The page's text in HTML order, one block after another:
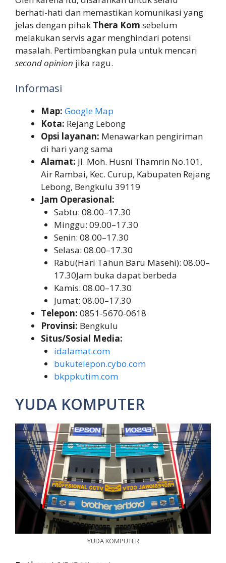
berhati-hati dan memastikan komunikasi yang
jelas dengan pihak Thera Kom sebelum
melakukan servis agar menghindari potensi
masalah. Pertimbangkan pula untuk mencari
second opinion jika ragu.
Informasi
Map: Google Map
Kota: Rejang Lebong
Opsi layanan: Menawarkan pengiriman
di hari yang sama
Alamat: Jl. Moh. Husni Thamrin No.101,
Air Rambai, Kec. Curup, Kabupaten Rejang
Lebong, Bengkulu 39119
Jam Operasional:
Sabtu: 08.00–17.30
Minggu: 09.00–17.30
Senin: 08.00–17.30
Selasa: 08.00–17.30
Rabu(Hari Tahun Baru Masehi): 08.00–
17.30Jam buka dapat berbeda
Kamis: 08.00–17.30
Jumat: 08.00–17.30
Telepon: 0851-5670-0618
Provinsi: Bengkulu
Situs/Sosial Media:
idalamat.com
bukutelepon.cybo.com
bkppkutim.com
YUDA KOMPUTER
YUDA KOMPUTER